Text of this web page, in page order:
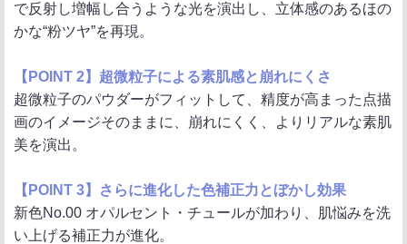
で反射し増幅し合うような光を演出し、立体感のあるほの
かな“粉ツヤ”を再現。
【POINT 2】超微粒子による素肌感と崩れにくさ
超微粒子のパウダーがフィットして、精度が高まった点描
画のイメージそのままに、崩れにくく、よりリアルな素肌
美を演出。
【POINT 3】さらに進化した色補正力とぼかし効果
新色No.00 オパルセント・チュールが加わり、肌悩みを洗
い上げる補正力が進化。